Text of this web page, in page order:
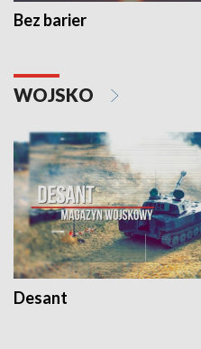
Bez barier
WOJSKO
Desant